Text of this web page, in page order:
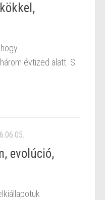
évtized alatt. S
evolúció,